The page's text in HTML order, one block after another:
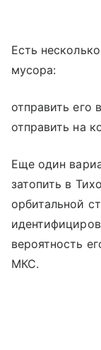
Есть
мусора:
отправить его
отправить на
Еще один
затопить в
орбитальной
вероятность
МКС.